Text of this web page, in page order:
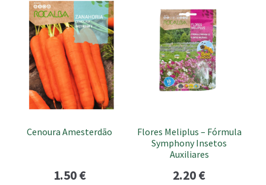
Cenoura Amesterdão
1.50€
Flores Meliplus – Fórmula
Symphony Insetos
Auxiliares
2.20€